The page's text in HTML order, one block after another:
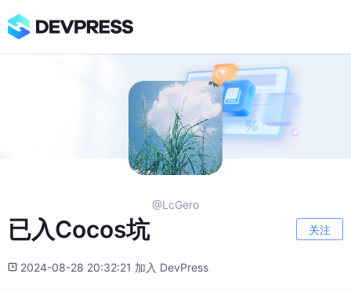
@LcGero
已入Cocos坑 关注
2024-08-28 20:32:21 加入 DevPress